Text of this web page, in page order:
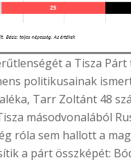
a Tisza
politikusainak
Tarr Zoltánt 48
másodvonalából
róla sem hallott a
a párt összképét: